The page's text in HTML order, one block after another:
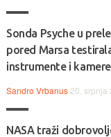
Sonda Psyche u
pored Marsa
instrumente i kamere
Sandro Vrbanus 20. srpnja
NASA traži